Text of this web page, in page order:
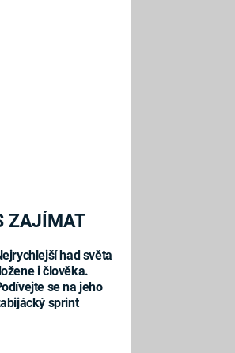
ZAJÍMAT
had světa
i člověka.
se na jeho
sprint